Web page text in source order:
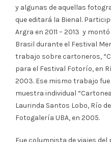
y algunas de aquellas
que editará la Bienal.
Argra en 2011 – 2013 y
Brasil durante el Festival
trabajo sobre cartoneros,
para el Festival Fotorío, en
2003. Ese mismo trabajo
muestra individual
Laurinda Santos Lobo, Río
Fotogalería UBA, en 2005.
Fue columnista de viajes del